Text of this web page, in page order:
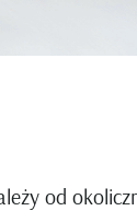
od